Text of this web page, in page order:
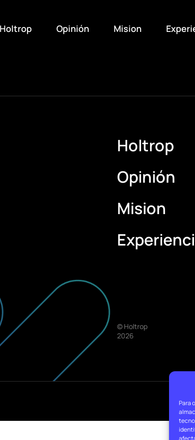
Para
Holtrop Opinión Mision
Holtrop
Opinión
Mision
© Holtrop
2026